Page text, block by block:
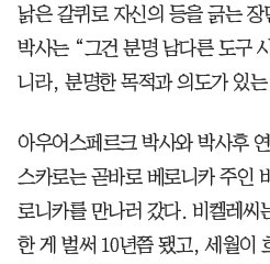
낡은 갈퀴로 자신의 등을 긁는
박사는 “그건 분명 남다른 도구
니라, 분명한 목적과 의도가 있
아우어스페르크 박사와 박사후
스카로는 곧바로 베로니카 주인
로니카를 만나러 갔다. 비켈레씨
한 게 벌써 10년쯤 됐고, 세월이